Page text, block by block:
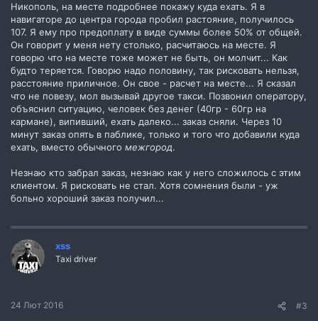
Никополь, на месте подробнее покажу куда ехать. Я в
навигаторе до центра города пробил растояние, получилось
107. Я ему про предоплату в виде суммы более 50% от общей.
Он говорит у меня нету столько, расчитаюсь на месте. Я
говорю что на месте тоже может не быть, он молчит... Как
будто теряется. Говорю надо половину, так рисковать нельзя,
расстояние приличное. Он свое - расчет на месте... Я сказал
что не повезу, мол вызывай другое такси. Позвонил оператору,
объяснил ситуацию, человек без денег (40гр - 60гр на
кармане), випивший, ехать далеко... заказ сняли. Через 10
минут заказ опять в паблике, только и того что добавили куда
ехать, вместо обычного межгород.
Незнаю кто забрал заказ, незнаю как у него сложилось с этим
клиентом. Я рисковать не стал. Хотя сомнения были - уж
больно хороший заказ получил...
xss
Taxi driver
24 Лют 2016 #3